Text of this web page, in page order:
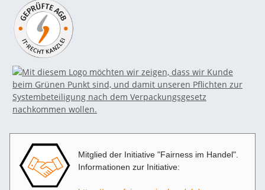
Mitglied der Initiative "Fairness im Handel".
Informationen zur Initiative: